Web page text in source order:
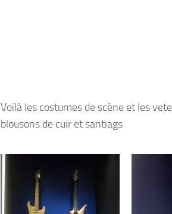
Voilà les costumes de scène et les
blousons de cuir et santiags